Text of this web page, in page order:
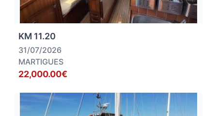
KM 11.20
31/07/2026
MARTIGUES
22,000.00€